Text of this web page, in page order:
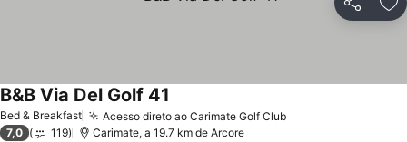
Partilhar
Bed & Breakfast Acesso direto ao Carimate Golf ClubVer preços
B&B Via Del Golf 41
7,0 119 Carimate, a 19.7 km de Arcore